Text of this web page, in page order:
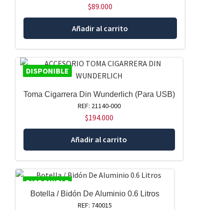
$89.000
Añadir al carrito
DISPONIBLE
Toma Cigarrera Din Wunderlich (Para USB)
REF: 21140-000
$194.000
Añadir al carrito
DISPONIBLE
Botella / Bidón De Aluminio 0.6 Litros
REF: 740015